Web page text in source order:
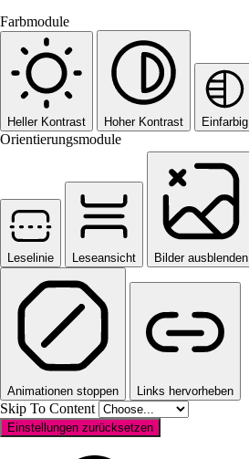
Farbmodule
Heller Kontrast Hoher Kontrast Einfarbig
Orientierungsmodule
Leselinie Leseansicht Bilder ausblenden
Animationen stoppen Links hervorheben
Skip To Content
Einstellungen zurücksetzen